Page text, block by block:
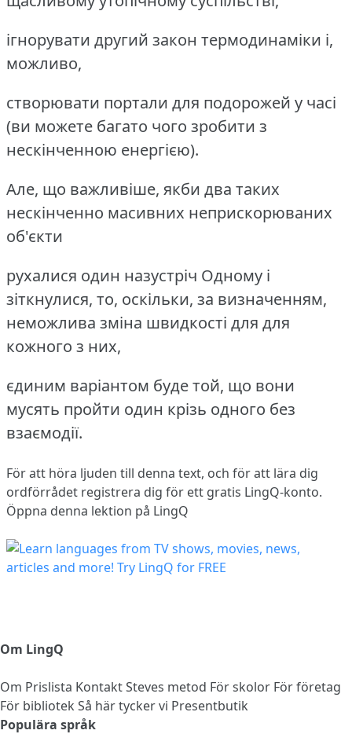
ігнорувати другий закон термодинаміки і,
можливо,
створювати портали для подорожей у часі
(ви можете багато чого зробити з
нескінченною енергією).
Але, що важливіше, якби два таких
нескінченно масивних неприскорюваних
об'єкти
рухалися один назустріч Одному і
зіткнулися, то, оскільки, за визначенням,
неможлива зміна швидкості для для
кожного з них,
єдиним варіантом буде той, що вони
мусять пройти один крізь одного без
взаємодії.
För att höra ljuden till denna text, och för att lära dig
ordförrådet registrera dig för ett gratis LingQ-konto.
Öppna denna lektion på LingQ
Om LingQ
Om Prislista KontaktSteves metod För skolor För företag
För bibliotek Så här tycker vi Presentbutik
Populära språk